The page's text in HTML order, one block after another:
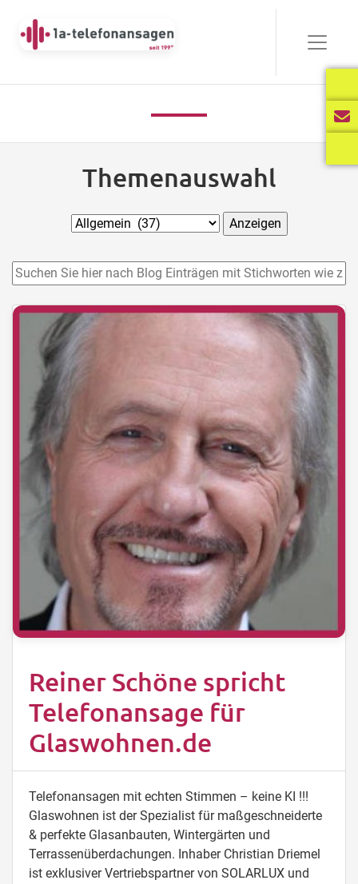
Themenauswahl
Reiner Schöne spricht
Telefonansage für
Glaswohnen.de
Telefonansagen mit echten Stimmen – keine KI !!!
Glaswohnen ist der Spezialist für maßgeschneiderte
& perfekte Glasanbauten, Wintergärten und
Terrassenüberdachungen. Inhaber Christian Driemel
ist exklusiver Vertriebspartner von SOLARLUX und